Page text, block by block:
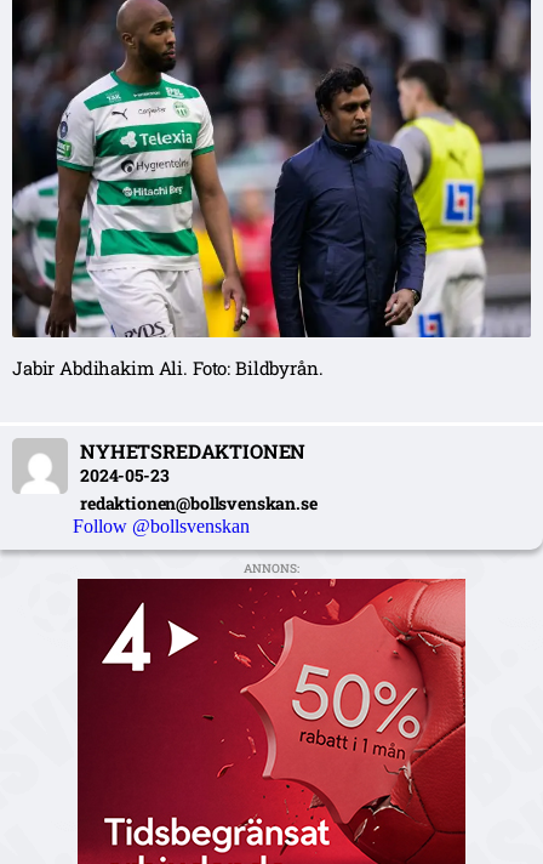
Jabir Abdihakim Ali. Foto: Bildbyrån.
NYHETSREDAKTIONEN
2024-05-23
redaktionen@bollsvenskan.se
Follow @bollsvenskan
ANNONS: